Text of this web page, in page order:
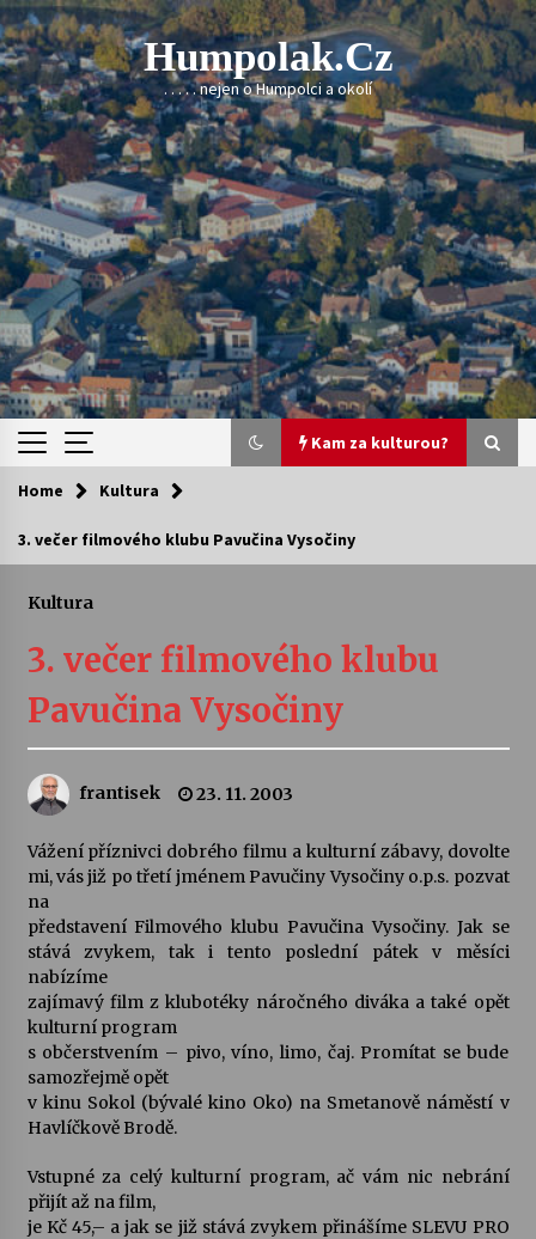
Skip
to
content
Humpolak.cz
. . . . . nejen o Humpolci a okolí
Kam za kulturou?
Kam za kulturou?
kapkou
30. 7. 2026
Veselí muzikanti
šedesátka: 28. 7.–1. 8. 2026
28. 7. 2026
Letní koncerty ve Stromovce: Kolchoz a
Jenakaši
28. 7. 2026
Votavžatský ploty
Letní koncerty ve Stromovce: Rufus Miller
Home Kultura
3. večer filmového klubu Pavučina Vysočiny
Kultura
3. večer filmového klubu
Pavučina Vysočiny
frantisek 23. 11. 2003
Vážení příznivci dobrého filmu a kulturní zábavy, dovolte
mi, vás již po třetí jménem Pavučiny Vysočiny o.p.s. pozvat
na
představení Filmového klubu Pavučina Vysočiny. Jak se
stává zvykem, tak i tento poslední pátek v měsíci
nabízíme
zajímavý film z klubotéky náročného diváka a také opět
kulturní program
s občerstvením – pivo, víno, limo, čaj. Promítat se bude
samozřejmě opět
v kinu Sokol (bývalé kino Oko) na Smetanově náměstí v
Havlíčkově Brodě.
Vstupné za celý kulturní program, ač vám nic nebrání
přijít až na film,
je Kč 45,– a jak se již stává zvykem přinášíme SLEVU PRO